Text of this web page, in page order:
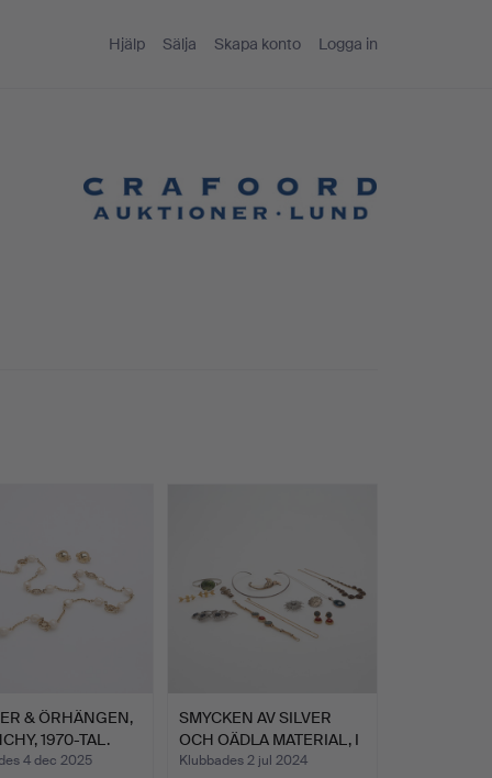
Hjälp Sälja Skapa konto Logga in
& ÖRHÄNGEN,
1970-TAL.
4 dec 2025
SMYCKEN AV SILVER
OCH OÄDLA MATERIAL, I
PA…
Klubbades 2 jul 2024